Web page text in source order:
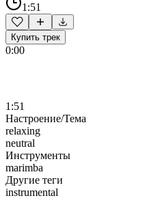
1:51
Купить трек
0:00
1:51
Настроение/Тема
relaxing
neutral
Инструменты
marimba
Другие теги
instrumental